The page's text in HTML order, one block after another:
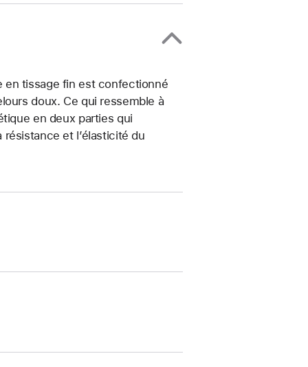
en tissage fin est confectionné
doux. Ce qui ressemble à
en deux parties qui
et l’élasticité du